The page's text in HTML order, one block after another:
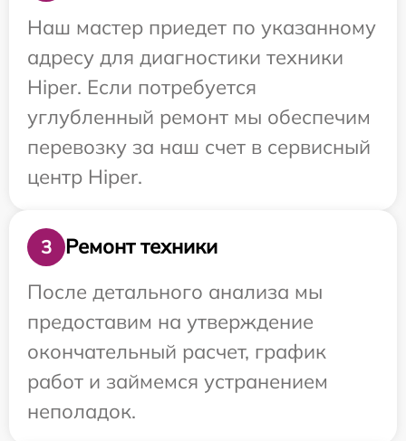
Наш мастер приедет по указанному
адресу для диагностики техники
Hiper. Если потребуется
углубленный ремонт мы обеспечим
перевозку за наш счет в сервисный
центр Hiper.
3
Ремонт техники
После детального анализа мы
предоставим на утверждение
окончательный расчет, график
работ и займемся устранением
неполадок.